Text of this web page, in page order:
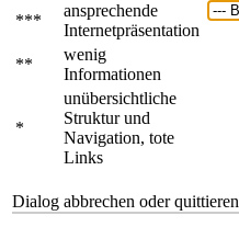
***
ansprechende
Internetpräsentation
**
wenig
Informationen
*
unübersichtliche
Struktur und
Navigation, tote
Links
Dialog abbrechen oder